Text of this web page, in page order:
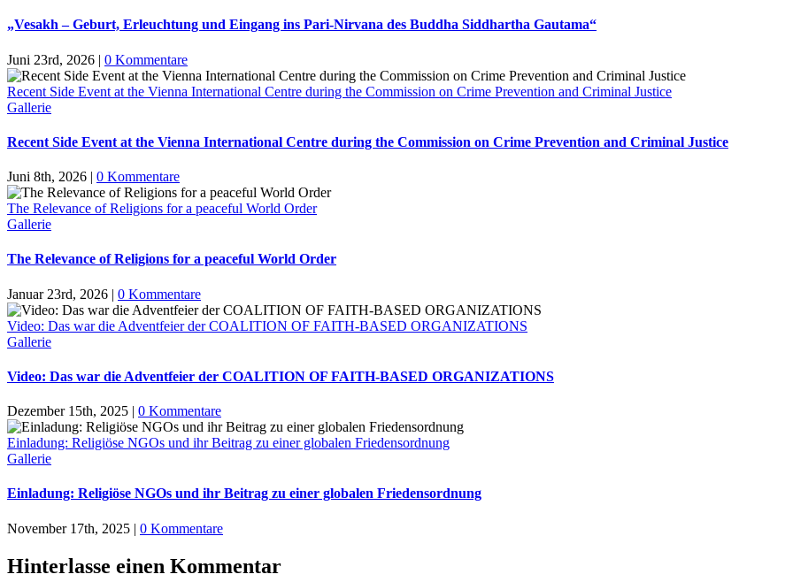
„Vesakh – Geburt, Erleuchtung und Eingang ins Pari-Nirvana des Buddha Siddhartha Gautama“
Juni 23rd, 2026 | 0 Kommentare
Recent Side Event at the Vienna International Centre during the Commission on Crime Prevention and Criminal Justice
Gallerie
Recent Side Event at the Vienna International Centre during the Commission on Crime Prevention and Criminal Justice
Juni 8th, 2026 | 0 Kommentare
The Relevance of Religions for a peaceful World Order
Gallerie
The Relevance of Religions for a peaceful World Order
Januar 23rd, 2026 | 0 Kommentare
Video: Das war die Adventfeier der COALITION OF FAITH-BASED ORGANIZATIONS
Gallerie
Video: Das war die Adventfeier der COALITION OF FAITH-BASED ORGANIZATIONS
Dezember 15th, 2025 | 0 Kommentare
Einladung: Religiöse NGOs und ihr Beitrag zu einer globalen Friedensordnung
Gallerie
Einladung: Religiöse NGOs und ihr Beitrag zu einer globalen Friedensordnung
November 17th, 2025 | 0 Kommentare
Hinterlasse einen Kommentar